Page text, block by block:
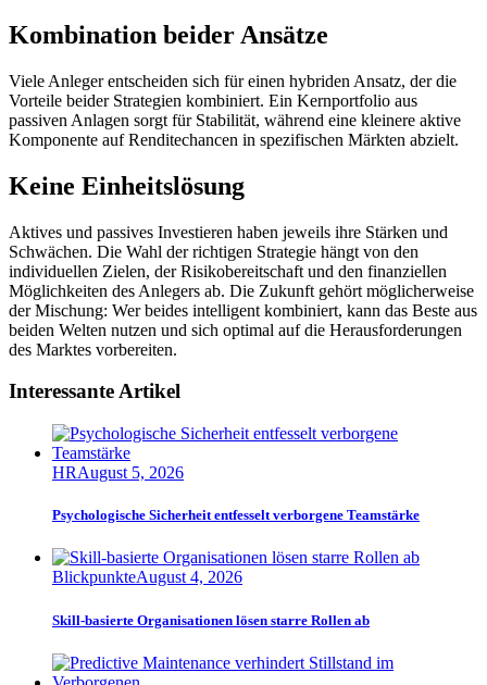
Kombination beider Ansätze
Viele Anleger entscheiden sich für einen hybriden Ansatz, der die
Vorteile beider Strategien kombiniert. Ein Kernportfolio aus
passiven Anlagen sorgt für Stabilität, während eine kleinere aktive
Komponente auf Renditechancen in spezifischen Märkten abzielt.
Keine Einheitslösung
Aktives und passives Investieren haben jeweils ihre Stärken und
Schwächen. Die Wahl der richtigen Strategie hängt von den
individuellen Zielen, der Risikobereitschaft und den finanziellen
Möglichkeiten des Anlegers ab. Die Zukunft gehört möglicherweise
der Mischung: Wer beides intelligent kombiniert, kann das Beste aus
beiden Welten nutzen und sich optimal auf die Herausforderungen
des Marktes vorbereiten.
Interessante Artikel
HRAugust 5, 2026
Psychologische Sicherheit entfesselt verborgene Teamstärke
BlickpunkteAugust 4, 2026
Skill-basierte Organisationen lösen starre Rollen ab